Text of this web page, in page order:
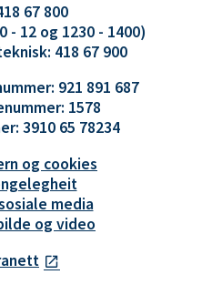
67 800
- 12 og 1230 - 1400)
418 67 900
921 891 687
1578
3910 65 78234
og cookies
media
og video